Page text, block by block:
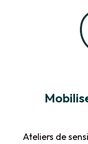
Ateliers de